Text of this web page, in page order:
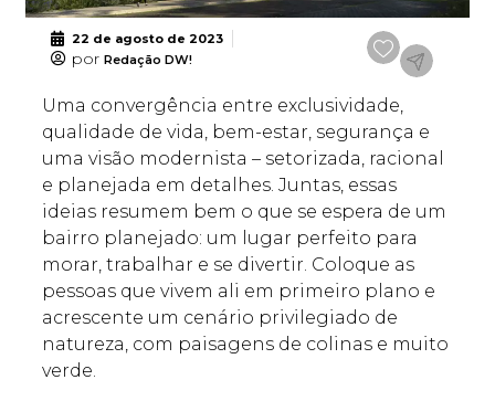
22 de agosto de 2023
por Redação DW!
Uma convergência entre exclusividade,
qualidade de vida, bem-estar, segurança e
uma visão modernista – setorizada, racional
e planejada em detalhes. Juntas, essas
ideias resumem bem o que se espera de um
bairro planejado: um lugar perfeito para
morar, trabalhar e se divertir. Coloque as
pessoas que vivem ali em primeiro plano e
acrescente um cenário privilegiado de
natureza, com paisagens de colinas e muito
verde.